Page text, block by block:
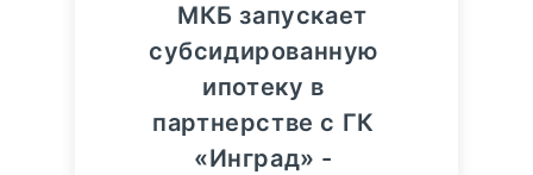
МКБ запускает
субсидированную
ипотеку в
партнерстве с ГК
«Инград» -